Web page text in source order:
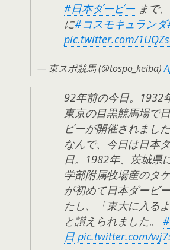
#日本ダービーまで
に#コスモキュランダ
pic.twitter.com/
— 東スポ競馬 (@tospo_keiba)
92年前の今日。1932
東京の目黒競馬場で
ビーが開催されまし
なんで、今日は日本
日。1982年、茨城県
学部附属牧場産のタ
が初めて日本ダービ
たし、「東大に入る
と讃えられました。
日 pic.twitter.com/